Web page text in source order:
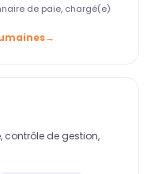
de paie, chargé(e)
contrôle de gestion,